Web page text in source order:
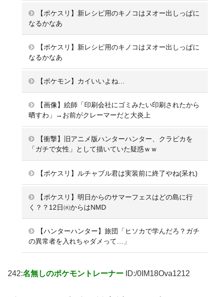
【ポケスリ】新レシピ用のキノコはヌオー出しっぱに
なるかなあ
【ポケスリ】新レシピ用のキノコはヌオー出しっぱに
なるかなあ
【ポケモン】カイいいよね…
【画像】絵師「印刷会社にゴミみたい印刷されたから
晒すわ」→お前がクレーマーだと大炎上
【衝撃】旧アニメ版ハンターハンター、クラピカを
「ガチで女性」として描いていた疑惑ｗｗ
【ポケスリ】ルチャブル君は実装前に終了やね(呆れ)
【ポケスリ】明日からのサマーフェスはどの島に行
く？？12日㈬からはNMD
【ハンターハンター】旅団「ヒソカで学んだろ？ガチ
の異常者を入れちゃダメって…」
242:名無しのポケモントレーナー ID:/0IM18Ova1212